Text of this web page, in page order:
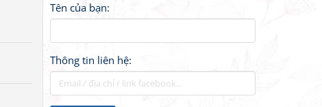
Tên của bạn:
Thông tin liên hệ: